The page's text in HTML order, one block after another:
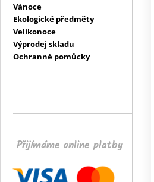
Vánoce
Ekologické předměty
Velikonoce
Výprodej skladu
Ochranné pomůcky
Přijímáme online platby